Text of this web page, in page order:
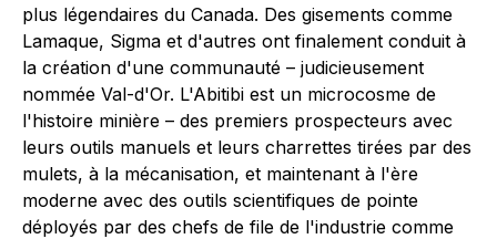
plus légendaires du Canada. Des gisements comme
Lamaque, Sigma et d'autres ont finalement conduit à
la création d'une communauté – judicieusement
nommée Val-d'Or. L'Abitibi est un microcosme de
l'histoire minière – des premiers prospecteurs avec
leurs outils manuels et leurs charrettes tirées par des
mulets, à la mécanisation, et maintenant à l'ère
moderne avec des outils scientifiques de pointe
déployés par des chefs de file de l'industrie comme